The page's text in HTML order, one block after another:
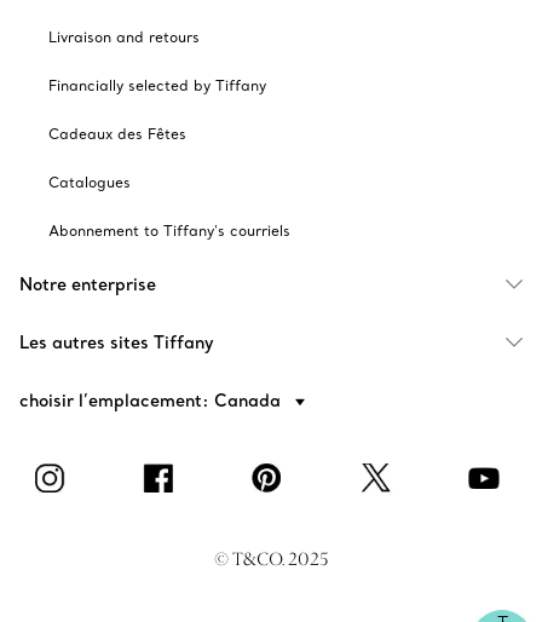
Livraison and retours
Financially selected by Tiffany
Cadeaux des Fêtes
Catalogues
Abonnement to Tiffany's courriels
Notre enterprise
Les autres sites Tiffany
choisir l’emplacement: Canada
© T&CO. 2025